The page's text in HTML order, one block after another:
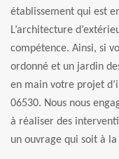
établissement qui est
L’architecture
compétence. Ainsi, si
ordonné et un jardin
en main votre projet
06530. Nous nous
à réaliser des
un ouvrage qui soit à